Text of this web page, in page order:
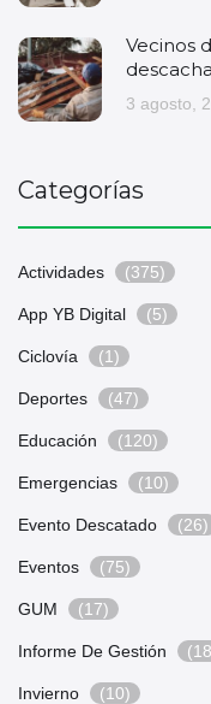
Vecinos
3 agosto,
Categorías
Actividades (375)
App YB Digital (5)
Ciclovía (1)
Deportes (47)
Educación (120)
Emergencias (10)
Evento Descatado (26)
Eventos (75)
GUM (17)
Informe De Gestión
Invierno (10)